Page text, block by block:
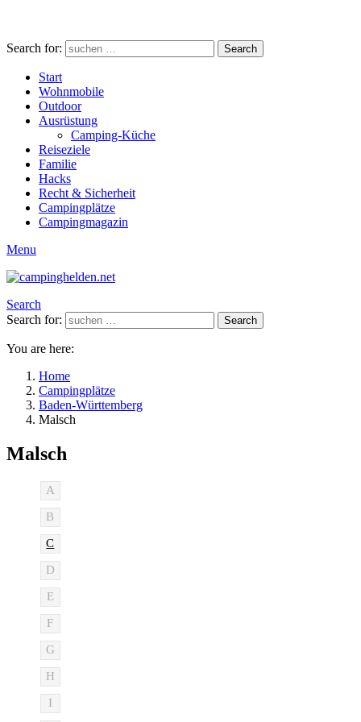
Search for: Search
Start
Wohnmobile
Outdoor
Ausrüstung
Camping-Küche
Reiseziele
Familie
Hacks
Recht & Sicherheit
Campingplätze
Campingmagazin
Menu
Search
Search for:
Search
You are here:
Home
Campingplätze
Baden-Württemberg
Malsch
Malsch
A
B
C
D
E
F
G
H
I